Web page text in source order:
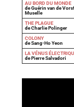
AU BORD DU MONDE
de Guérin van de
Muselle
THE PLAGUE
de Charlie Polinger
COLONY
de Sang-Ho Yeon
LA VÉNUS
de Pierre Salvadori